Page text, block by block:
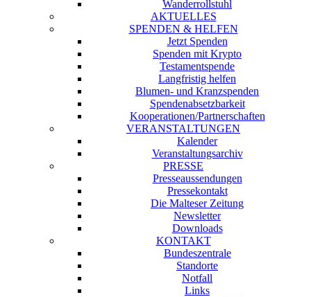
Wanderrollstuhl
AKTUELLES
SPENDEN & HELFEN
Jetzt Spenden
Spenden mit Krypto
Testamentspende
Langfristig helfen
Blumen- und Kranzspenden
Spendenabsetzbarkeit
Kooperationen/Partnerschaften
VERANSTALTUNGEN
Kalender
Veranstaltungsarchiv
PRESSE
Presseaussendungen
Pressekontakt
Die Malteser Zeitung
Newsletter
Downloads
KONTAKT
Bundeszentrale
Standorte
Notfall
Links